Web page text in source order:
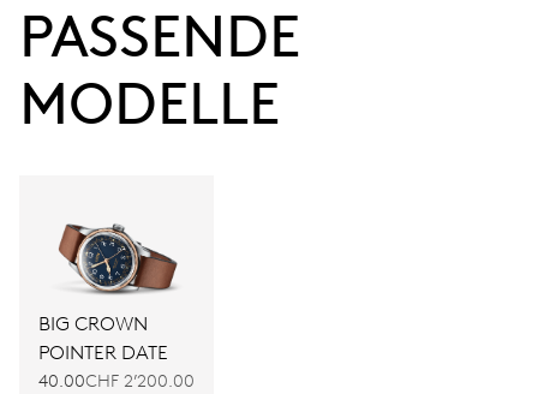
PASSENDE
MODELLE
BIG CROWN
POINTER DATE
40.00CHF 2’200.00